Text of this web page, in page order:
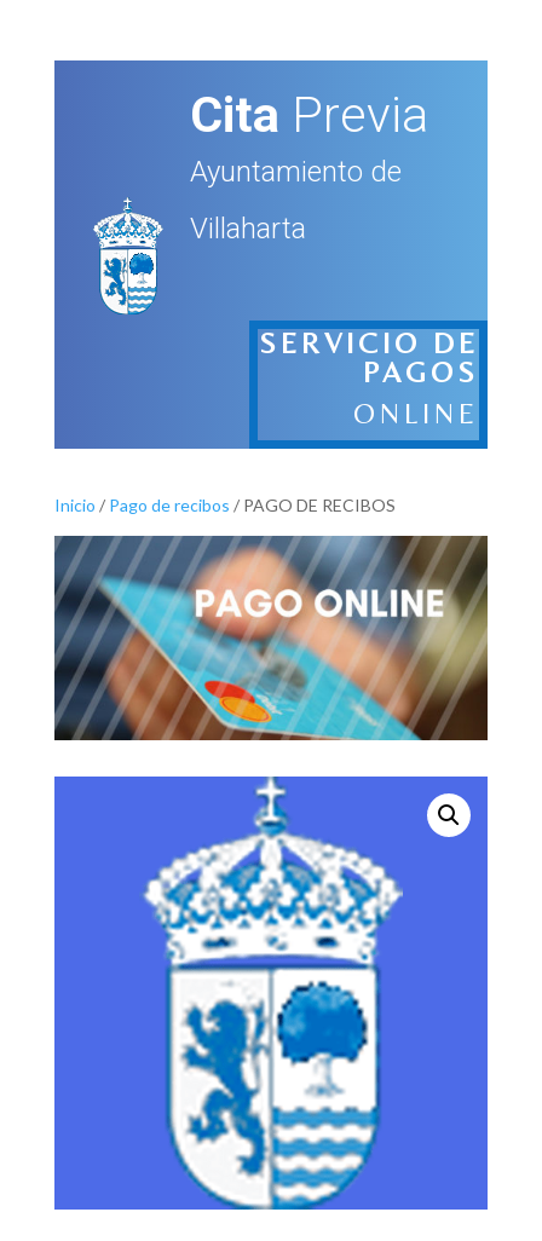
Cita Previa
Ayuntamiento de
Villaharta
SERVICIO DE
PAGOS
ONLINE
Inicio / Pago de recibos / PAGO DE RECIBOS